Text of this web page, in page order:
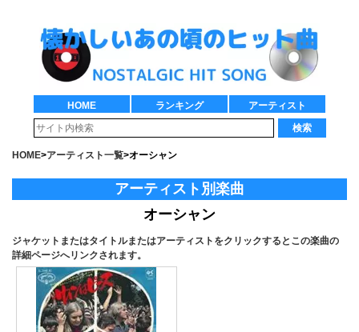
HOME ランキング
アーティスト
検索
HOME>アーティスト一覧>オーシャン
アーティスト別楽曲
オーシャン
ジャケットまたはタイトルまたはアーティストをクリックするとこの楽曲の
詳細ページへリンクされます。